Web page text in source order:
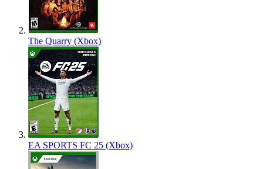
The Quarry (Xbox)
EA SPORTS FC 25 (Xbox)